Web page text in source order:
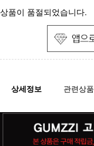
상품이 품절되었습니다.
상세정보 관련상품